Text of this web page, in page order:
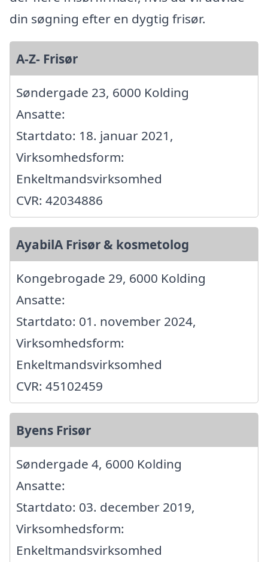
din søgning efter en dygtig frisør.
A-Z- Frisør
Søndergade 23, 6000 Kolding
Ansatte:
Startdato: 18. januar 2021,
Virksomhedsform:
Enkeltmandsvirksomhed
CVR: 42034886
AyabilA Frisør & kosmetolog
Kongebrogade 29, 6000 Kolding
Ansatte:
Startdato: 01. november 2024,
Virksomhedsform:
Enkeltmandsvirksomhed
CVR: 45102459
Byens Frisør
Søndergade 4, 6000 Kolding
Ansatte:
Startdato: 03. december 2019,
Virksomhedsform:
Enkeltmandsvirksomhed